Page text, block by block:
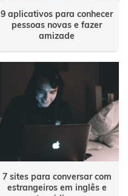
9 aplicativos para conhecer
pessoas novas e fazer
amizade
7 sites para conversar com
estrangeiros em inglês e